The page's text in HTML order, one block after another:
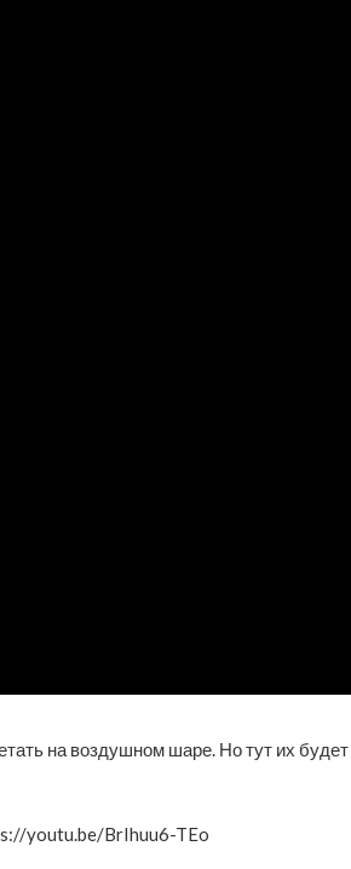
на воздушном шаре. Но тут их
youtu.be/BrIhuu6-TEo